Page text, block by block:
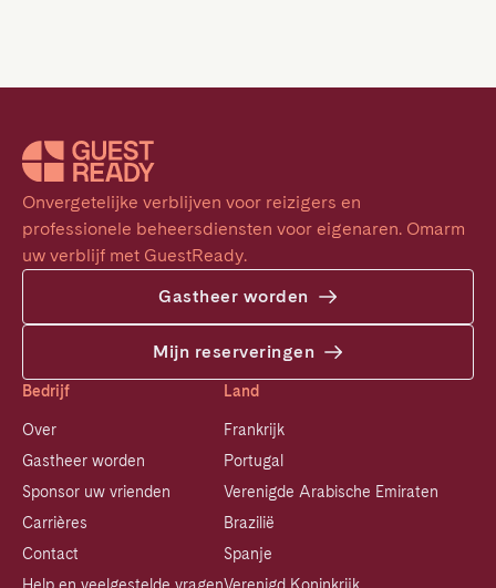
Onvergetelijke verblijven voor reizigers en
professionele beheersdiensten voor eigenaren. Omarm
uw verblijf met GuestReady.
Gastheer worden
Mijn reserveringen
Bedrijf
Over
Gastheer worden
Sponsor uw vrienden
Carrières
Contact
Land
Frankrijk
Portugal
Verenigde Arabische Emiraten
Brazilië
Spanje